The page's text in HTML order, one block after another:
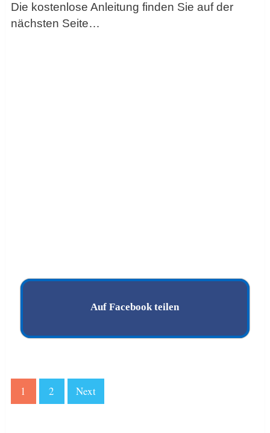
Die kostenlose Anleitung finden Sie auf der
nächsten Seite…
Auf Facebook teilen
1 2 Next